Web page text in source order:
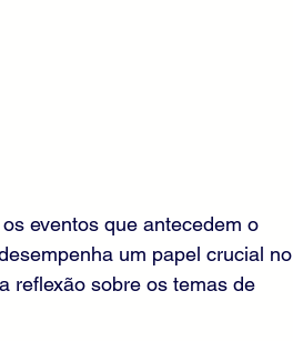
eventos que antecedem o
um papel crucial no
reflexão sobre os temas de